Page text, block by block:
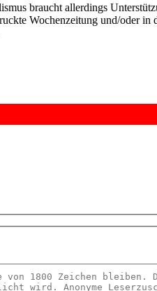
braucht allerdings
Wochenzeitung und/oder